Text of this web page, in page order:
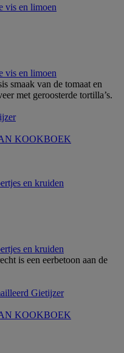
vis en limoen
vis en limoen
smaak van de tomaat en
met geroosterde tortilla’s.
KOOKBOEK
en kruiden
en kruiden
is een eerbetoon aan de
Gietijzer
KOOKBOEK